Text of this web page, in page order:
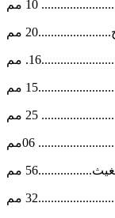
10 مم
مم
مم
مم
25 مم
06مم
مم
مم